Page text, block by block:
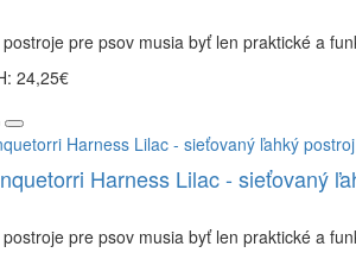
pre psov musia byť len praktické a
24,25€
Harness Lilac - sieťovaný
pre psov musia byť len praktické a